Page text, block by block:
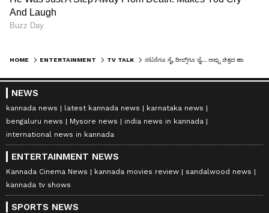
HOME ENTERTAINMENT TV TALK
NEWS
kannada news latest kannada news
karnataka news
bengaluru news
Mysore news
india news in kannada
international news in kannada
ENTERTAINMENT NEWS
Kannada Cinema News kannada movies review
sandalwood news
kannada tv shows
SPORTS NEWS